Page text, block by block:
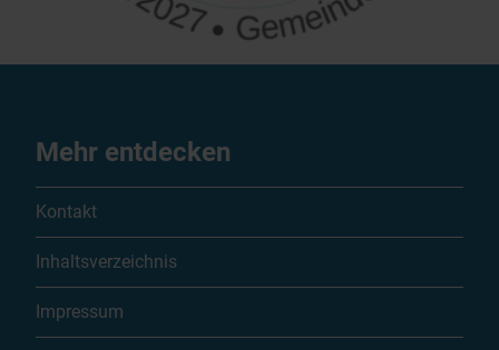
Mehr entdecken
Kontakt
Inhaltsverzeichnis
Impressum